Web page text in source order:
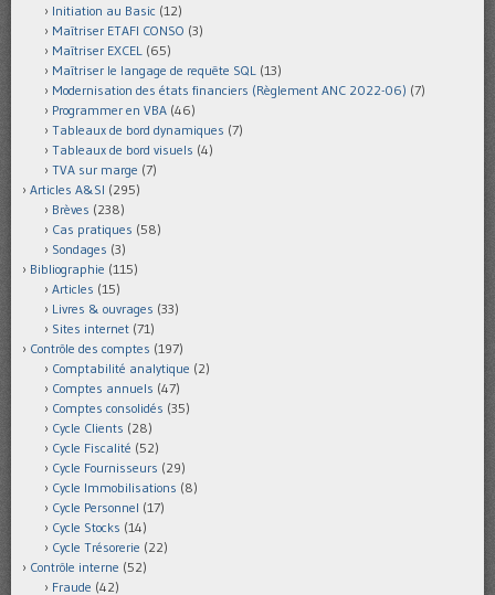
Initiation au Basic (12)
Maîtriser ETAFI CONSO (3)
Maîtriser EXCEL (65)
Maîtriser le langage de requête SQL (13)
Modernisation des états financiers (Règlement ANC 2022-06) (7)
Programmer en VBA (46)
Tableaux de bord dynamiques (7)
Tableaux de bord visuels (4)
TVA sur marge (7)
Articles A&SI (295)
Brèves (238)
Cas pratiques (58)
Sondages (3)
Bibliographie (115)
Articles (15)
Livres & ouvrages (33)
Sites internet (71)
Contrôle des comptes (197)
Comptabilité analytique (2)
Comptes annuels (47)
Comptes consolidés (35)
Cycle Clients (28)
Cycle Fiscalité (52)
Cycle Fournisseurs (29)
Cycle Immobilisations (8)
Cycle Personnel (17)
Cycle Stocks (14)
Cycle Trésorerie (22)
Contrôle interne (52)
Fraude (42)